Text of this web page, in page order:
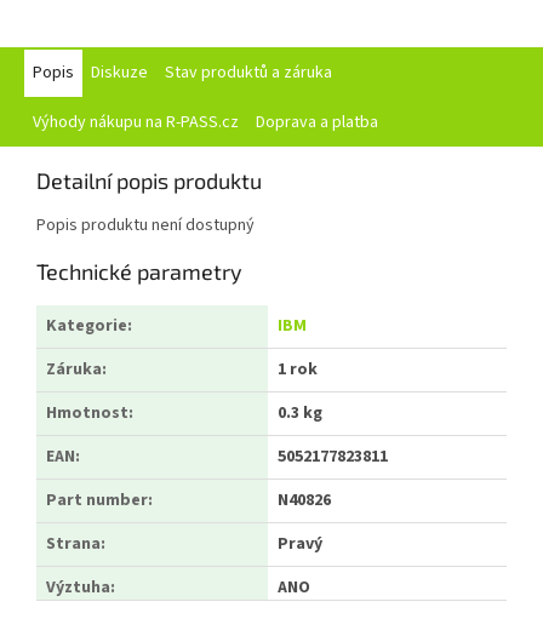
Popis Diskuze Stav produktů a záruka
Výhody nákupu na R-PASS.cz Doprava a platba
Detailní popis produktu
Popis produktu není dostupný
Technické parametry
Kategorie:
IBM
Záruka:
1 rok
Hmotnost:
0.3 kg
EAN:
5052177823811
Part number:
N40826
Strana:
Pravý
Výztuha: ANO